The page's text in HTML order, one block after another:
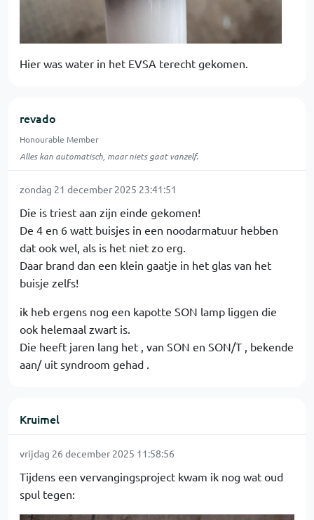
Hier was water in het EVSA terecht gekomen.
revado
Honourable Member
Alles kan automatisch, maar niets gaat vanzelf.
zondag 21 december 2025 23:41:51
Die is triest aan zijn einde gekomen!
De 4 en 6 watt buisjes in een noodarmatuur hebben
dat ook wel, als is het niet zo erg.
Daar brand dan een klein gaatje in het glas van het
buisje zelfs!
ik heb ergens nog een kapotte SON lamp liggen die
ook helemaal zwart is.
Die heeft jaren lang het , van SON en SON/T , bekende
aan/ uit syndroom gehad .
Kruimel
vrijdag 26 december 2025 11:58:56
Tijdens een vervangingsproject kwam ik nog wat oud
spul tegen: